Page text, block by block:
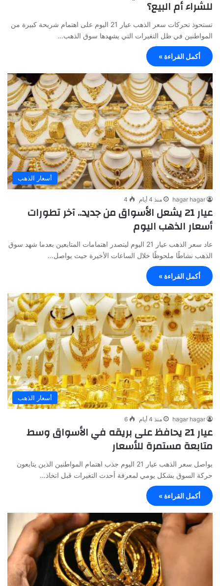
للشراء أم البيع؟
تستحوذ تحركات سعر الذهب عيار 21 اليوم على اهتمام شريحة كبيرة من
المواطنين في ظل التغيرات التي يشهدها سوق الذهب…
أكمل القراءة »
أسعار الذهب
hagar hagar منذ 4 أيام 4
عيار 21 يشعل الأسواق من جديد.. آخر تطورات
أسعار الذهب اليوم
عاد سعر الذهب عيار 21 اليوم ليتصدر اهتمامات المتابعين بعدما شهد سوق
الذهب نشاطًا ملحوظًا خلال الساعات الأخيرة حيث يواصل…
أكمل القراءة »
أسعار الذهب
hagar hagar منذ 4 أيام 6
عيار 21 يحافظ على بريقه في الأسواق وسط
متابعة مستمرة للأسعار
يواصل سعر الذهب عيار 21 اليوم جذب اهتمام المواطنين الذين يتابعون
حركة السوق بشكل يومي لمعرفة أحدث التغيرات قبل اتخاذ…
أكمل القراءة »